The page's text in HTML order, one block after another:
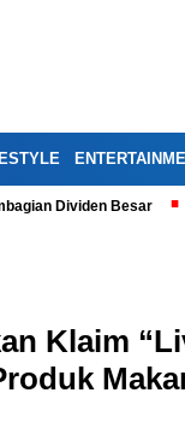
Dividen Besar
Klaim